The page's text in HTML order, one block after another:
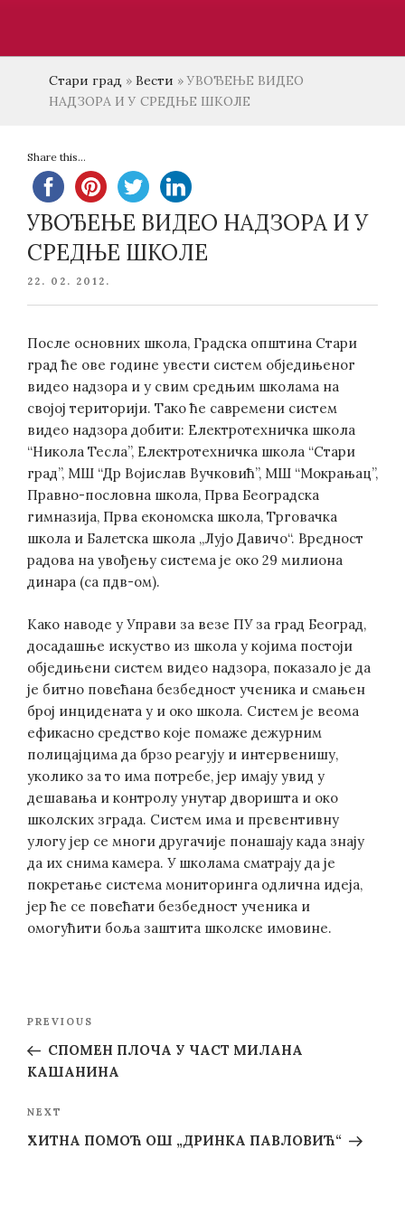
Стари град » Вести »УВОЂЕЊЕ ВИДЕО
НАДЗОРА И У СРЕДЊЕ ШКОЛЕ
Share this...
УВОЂЕЊЕ ВИДЕО НАДЗОРА И У
СРЕДЊЕ ШКОЛЕ
POSTED
22. 02. 2012.
После основних школа, Градска општина Стари
град ће ове године увести систем обједињеног
видео надзора и у свим средњим школама на
својој територији. Тако ће савремени систем
видео надзора добити: Електротехничка школа
“Никола Тесла”, Електротехничка школа “Стари
град”, МШ “Др Војислав Вучковић”, МШ “Мокрањац”,
Правно-пословна школа, Прва Београдска
гимназија, Прва економска школа, Трговачка
школа и Балетска школа „Лујо Давичо“. Вредност
радова на увођењу система је око 29 милиона
динара (са пдв-ом).
Како наводе у Управи за везе ПУ за град Београд,
досадашње искуство из школа у којима постоји
обједињени систем видео надзора, показало је да
је битно повећана безбедност ученика и смањен
број инцидената у и око школа. Систем је веома
ефикасно средство које помаже дежурним
полицајцима да брзо реагују и интервенишу,
уколико за то има потребе, јер имају увид у
дешавања и контролу унутар дворишта и око
школских зграда. Систем има и превентивну
улогу јер се многи другачије понашају када знају
да их снима камера. У школама сматрају да је
покретање система мониторинга одлична идеја,
јер ће се повећати безбедност ученика и
омогућити боља заштита школске имовине.
Post
Previous
Post
PREVIOUS
СПОМЕН ПЛОЧА У ЧАСТ МИЛАНА
KAШАНИНА
Next
Post
NEXT
ХИТНА ПОМОЋ ОШ „ДРИНКА ПАВЛОВИЋ“